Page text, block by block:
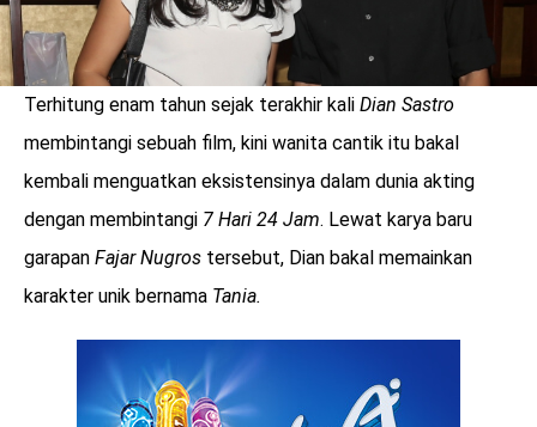
benefit
menarik
Terhitung enam tahun sejak terakhir kali Dian Sastro
membintangi sebuah film, kini wanita cantik itu bakal
kembali menguatkan eksistensinya dalam dunia akting
dengan membintangi 7 Hari 24 Jam. Lewat karya baru
garapan Fajar Nugros tersebut, Dian bakal memainkan
karakter unik bernama Tania.